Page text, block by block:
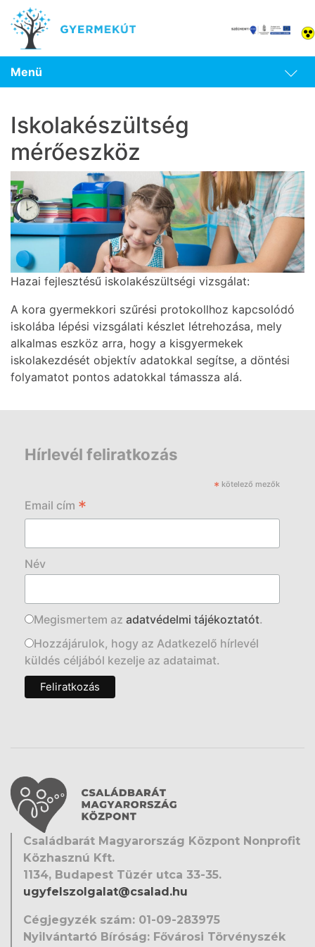
Menü
Iskolakészültség
mérőeszköz
Hazai fejlesztésű iskolakészültségi vizsgálat:
A kora gyermekkori szűrési protokollhoz kapcsolódó
iskolába lépési vizsgálati készlet létrehozása, mely
alkalmas eszköz arra, hogy a kisgyermekek
iskolakezdését objektív adatokkal segítse, a döntési
folyamatot pontos adatokkal támassza alá.
Hírlevél feliratkozás
* kötelező mezők
Email cím *
Név
Megismertem az adatvédelmi tájékoztatót.
Hozzájárulok, hogy az Adatkezelő hírlevél
küldés céljából kezelje az adataimat.
Családbarát Magyarország Központ Nonprofit
Közhasznú Kft.
1134, Budapest Tüzér utca 33-35.
ugyfelszolgalat@csalad.hu
Cégjegyzék szám: 01-09-283975
Nyilvántartó Bíróság: Fővárosi Törvényszék